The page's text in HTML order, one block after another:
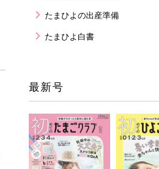
たまひよの出産準備
たまひよ白書
最新号